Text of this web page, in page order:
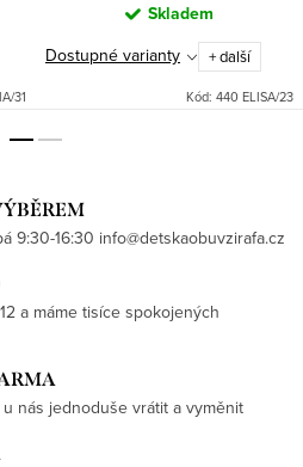
31
Skladem
Dostupné varianty
+ další
Kód: 440 ELISA/23
9:30-16:30 info@detskaobuvzirafa.cz
a máme tisíce spokojených
nás jednoduše vrátit a vyměnit